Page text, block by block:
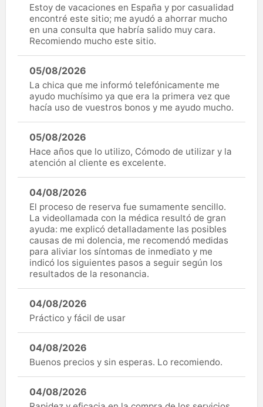
Estoy de vacaciones en España y por casualidad
encontré este sitio; me ayudó a ahorrar mucho
en una consulta que habría salido muy cara.
Recomiendo mucho este sitio.
05/08/2026
La chica que me informó telefónicamente me
ayudo muchísimo ya que era la primera vez que
hacía uso de vuestros bonos y me ayudo mucho.
05/08/2026
Hace años que lo utilizo, Cómodo de utilizar y la
atención al cliente es excelente.
04/08/2026
El proceso de reserva fue sumamente sencillo.
La videollamada con la médica resultó de gran
ayuda: me explicó detalladamente las posibles
causas de mi dolencia, me recomendó medidas
para aliviar los síntomas de inmediato y me
indicó los siguientes pasos a seguir según los
resultados de la resonancia.
04/08/2026
Práctico y fácil de usar
04/08/2026
Buenos precios y sin esperas. Lo recomiendo.
04/08/2026